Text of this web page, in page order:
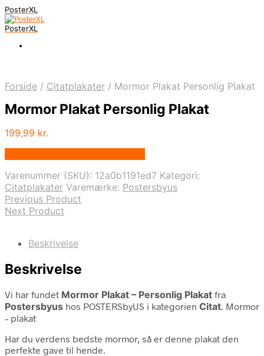
PosterXL
PosterXL
Forside / Citatplakater / Mormor Plakat Personlig Plakat
Mormor Plakat Personlig Plakat
199,99 kr.
Varenummer (SKU): 12a0b1191ed7 Kategori:
Citatplakater Varemærke: Postersbyus
Previous Product
Next Product
Beskrivelse
Beskrivelse
Vi har fundet Mormor Plakat – Personlig Plakat fra
Postersbyus hos POSTERSbyUS i kategorien Citat. Mormor
– plakat
Har du verdens bedste mormor, så er denne plakat den
perfekte gave til hende.